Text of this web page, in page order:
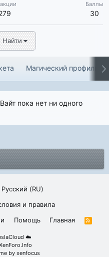
Баллы
30
Найти
Магический профиль
пока нет ни одного
Русский (RU)
и правила
Помощь Главная
R
☁️
by xenfocus